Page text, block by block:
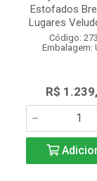
Estofados
Lugares
Código:
Embalagem:
R$